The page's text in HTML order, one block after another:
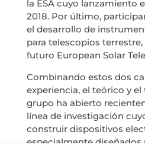
la ESA cuyo lanzamiento
2018. Por último,
el desarrollo de
para telescopios
futuro European Solar
Combinando estos dos
experiencia, el teórico y
grupo ha abierto
línea de investigación
construir dispositivos
especialmente diseñados